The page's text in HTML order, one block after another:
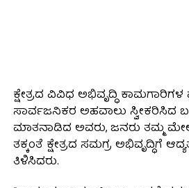
ಕ್ಷೇತ್ರದ ವಿವಿಧ ಅಭಿವೃದ್ಧಿ
ಸಾರ್ವಜನಿಕರ ಅಹವಾಲು ಸ್ವೀಕರಿಸಿದ
ಮಾತನಾಡಿದ ಅವರು, ಜನರು ತಮ್ಮ ಮೇಲೆ
ತಕ್ಕಂತೆ ಕ್ಷೇತ್ರದ ಸಮಗ್ರ ಅಭಿವೃದ್ಧಿಗೆ
ತಿಳಿಸಿದರು.